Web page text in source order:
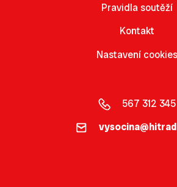
Pravidla soutěží
Kontakt
Nastavení cookies
567 312 345